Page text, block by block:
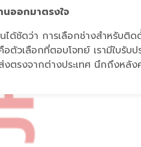
ออกมาตรงใจ
ด้ชัดว่า การเลือกช่างสำหรับติ
ตัวเลือกที่ตอบโจทย์ เรามีใบ
ตรงจากต่างประเทศ นึกถึงหลั